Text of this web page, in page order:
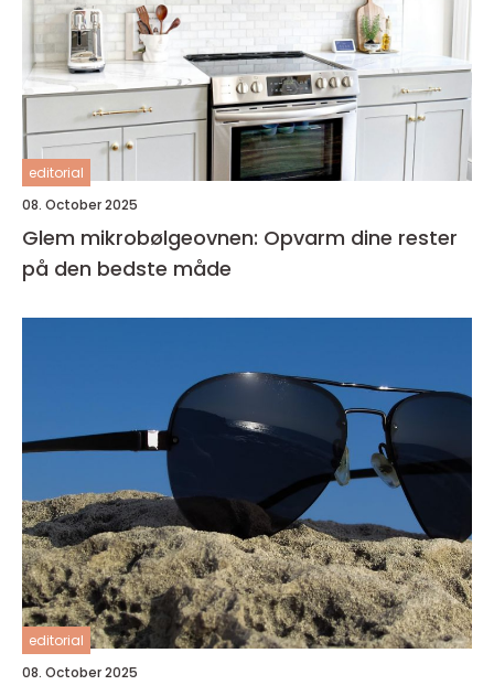
editorial
08. October 2025
Glem mikrobølgeovnen: Opvarm dine rester
på den bedste måde
editorial
08. October 2025